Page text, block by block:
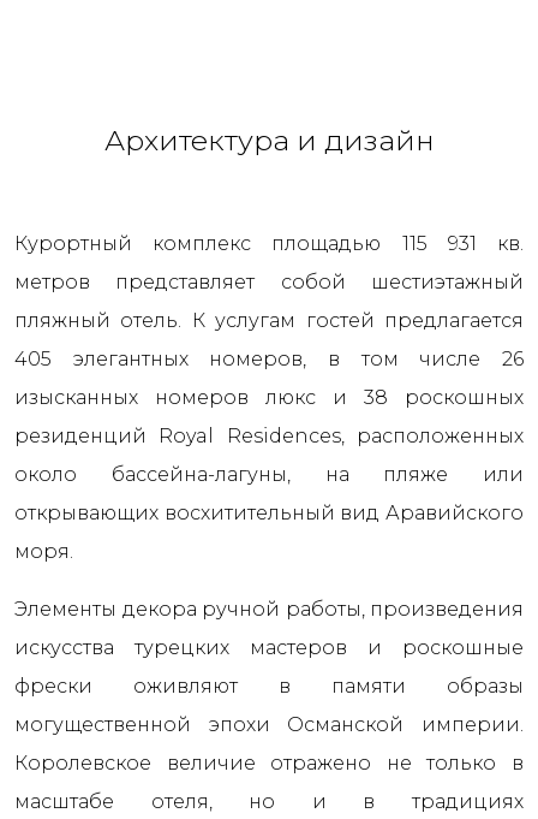
Архитектура и дизайн
Курортный комплекс площадью 115 931 кв.
метров представляет собой шестиэтажный
пляжный отель. К услугам гостей предлагается
405 элегантных номеров, в том числе 26
изысканных номеров люкс и 38 роскошных
резиденций Royal Residences, расположенных
около бассейна-лагуны, на пляже или
открывающих восхитительный вид Аравийского
моря.
Элементы декора ручной работы, произведения
искусства турецких мастеров и роскошные
фрески оживляют в памяти образы
могущественной эпохи Османской империи.
Королевское величие отражено не только в
масштабе отеля, но и в традициях